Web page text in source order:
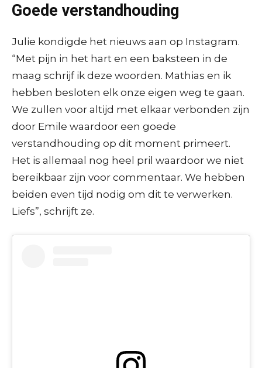
Goede verstandhouding
Julie kondigde het nieuws aan op Instagram.
“Met pijn in het hart en een baksteen in de
maag schrijf ik deze woorden. Mathias en ik
hebben besloten elk onze eigen weg te gaan.
We zullen voor altijd met elkaar verbonden zijn
door Emile waardoor een goede
verstandhouding op dit moment primeert.
Het is allemaal nog heel pril waardoor we niet
bereikbaar zijn voor commentaar. We hebben
beiden even tijd nodig om dit te verwerken.
Liefs”, schrijft ze.